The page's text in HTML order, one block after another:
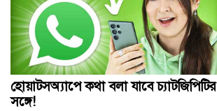
হোয়াটসঅ্যাপে কথা বলা যাবে চ্যাটজিপিটির
সঙ্গে!